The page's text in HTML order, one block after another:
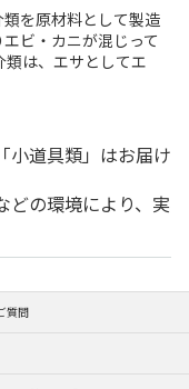
を原材料として製造
ビ・カニが混じって
類は、エサとしてエ
小道具類」はお届け
どの環境により、実
質問